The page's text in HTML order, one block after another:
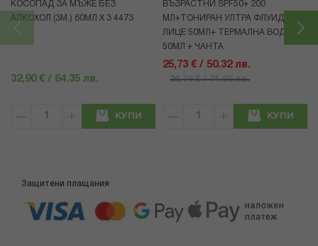
КОСОПАД ЗА МЪЖЕ БЕЗ
АЛКОХОЛ (3М.) 60МЛ X 3 4473
32,90 € / 64.35 лв.
КУПИ
ВЪЗРАСТНИ SPF50+ 200
МЛ+ТОНИРАН УЛТРА ФЛУИД ЗА
ЛИЦЕ 50МЛ+ ТЕРМАЛНА ВОДА
50МЛ + ЧАНТА
25,73 € / 50.32 лв.
36,76 € / 71.90 лв.
КУПИ
Защитени плащания